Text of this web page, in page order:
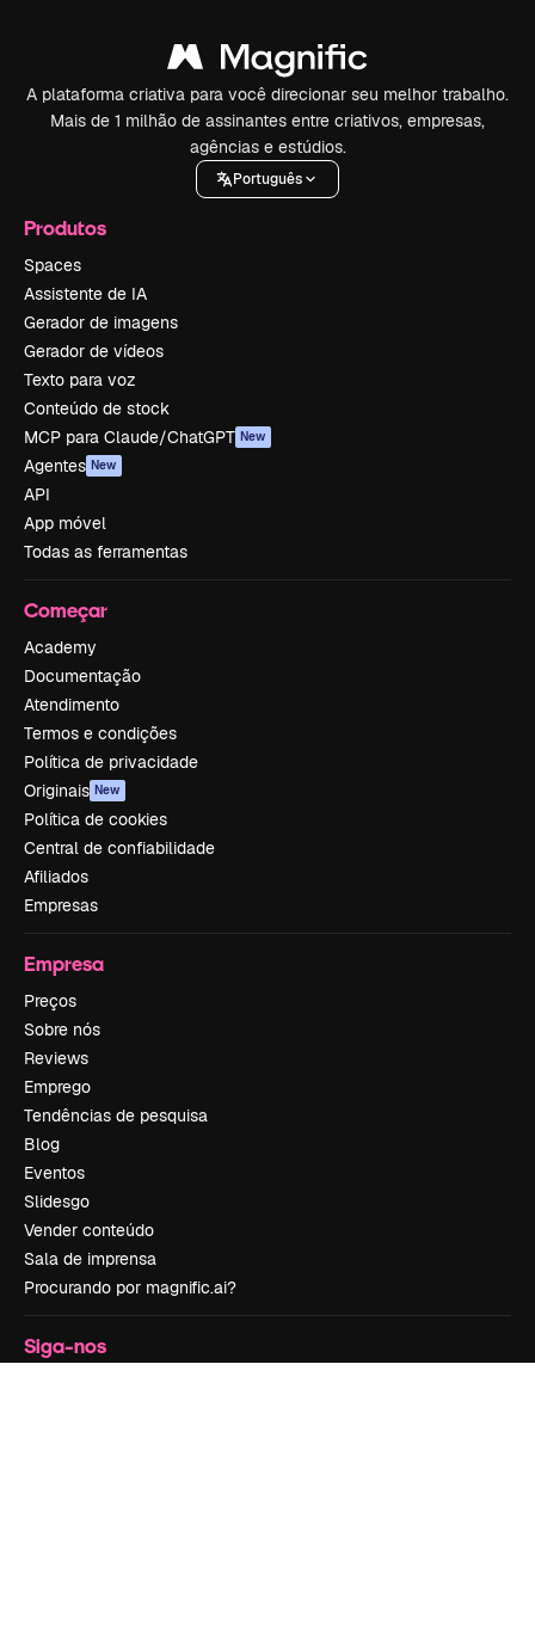
A plataforma criativa para você direcionar seu melhor trabalho.
Mais de 1 milhão de assinantes entre criativos, empresas,
agências e estúdios.
Português
Produtos
Spaces
Assistente de IA
Gerador de imagens
Gerador de vídeos
Texto para voz
Conteúdo de stock
MCP para Claude/ChatGPT New
Agentes New
API
App móvel
Todas as ferramentas
Começar
Academy
Documentação
Atendimento
Termos e condições
Política de privacidade
Originais New
Política de cookies
Central de confiabilidade
Afiliados
Empresas
Empresa
Preços
Sobre nós
Reviews
Emprego
Tendências de pesquisa
Blog
Eventos
Slidesgo
Vender conteúdo
Sala de imprensa
Procurando por magnific.ai?
Siga-nos